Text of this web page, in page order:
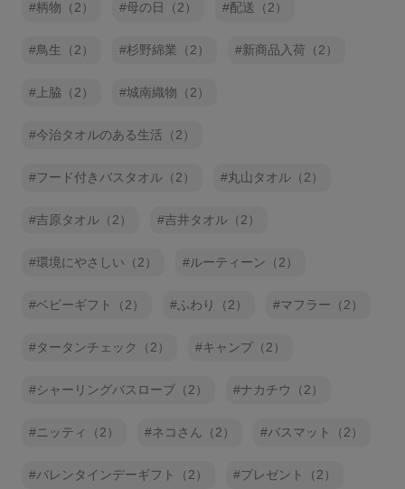
柄物（2） 母の日（2） 配送（2）
鳥生（2） 杉野綿業（2） 新商品入荷（2）
上脇（2） 城南織物（2）
今治タオルのある生活（2）
フード付きバスタオル（2） 丸山タオル（2）
吉原タオル（2） 吉井タオル（2）
環境にやさしい（2） ルーティーン（2）
ベビーギフト（2） ふわり（2） マフラー（2）
タータンチェック（2） キャンプ（2）
シャーリングバスローブ（2） ナカチウ（2）
ニッティ（2） ネコさん（2） バスマット（2）
バレンタインデーギフト（2） プレゼント（2）